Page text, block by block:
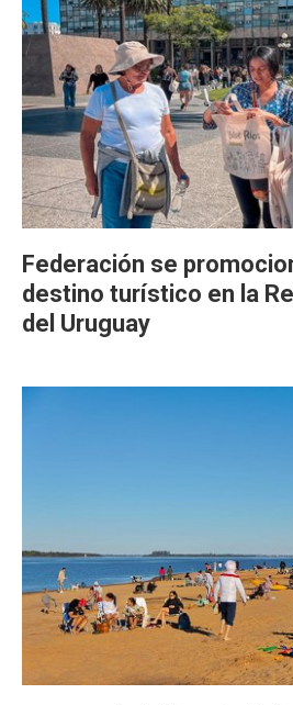
Federación se
destino turístico en la
del Uruguay